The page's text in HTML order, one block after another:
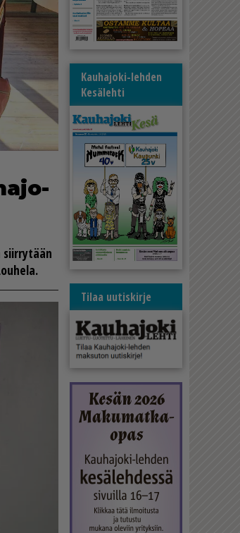
siir­ry­tään
Kauhajoki-lehden
Kesälehti
Tilaa uutiskirje